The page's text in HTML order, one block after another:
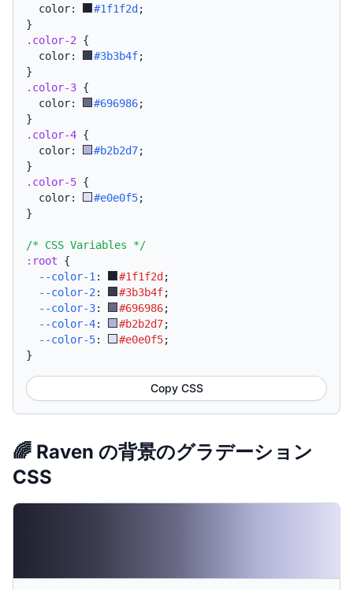
  color:
#1f1f2d ;
}
.color-2 {
  color:
#3b3b4f;
}
.color-3 {
  color:
#696986;
}
.color-4 {
  color:
#b2b2d7;
}
.color-5 {
  color:
#e0e0f5;
}
/* CSS Variables */
:root {
--color-1 : #1f1f2d ;
--color-2 : #3b3b4f;
--color-3: #696986;
--color-4: #b2b2d7;
--color-5: #e0e0f5;
}
Copy CSS
🌈 Raven の背景のグラデーション
CSS